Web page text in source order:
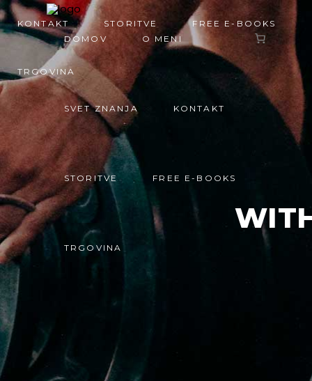
DOMOV O MENI
SVET ZNANJA KONTAKT
STORITVE FREE E-BOOKS
TRGOVINA
KONTAKT STORITVE FREE E-BOOKS
TRGOVINA